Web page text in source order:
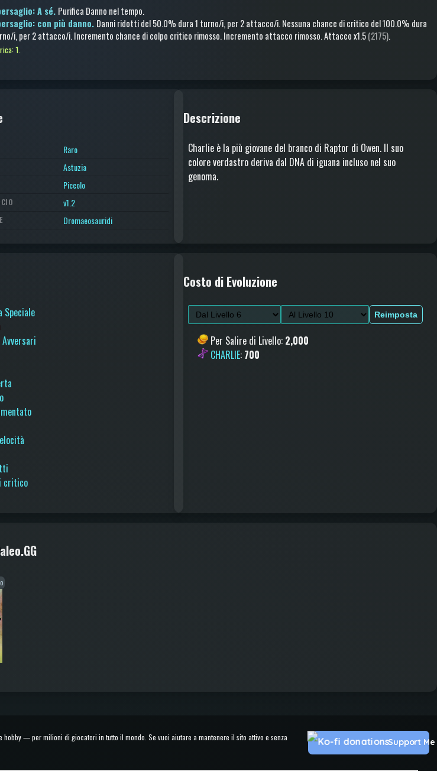
A sé. Purifica Danno nel tempo.
con più danno. Danni ridottidel 50.0% dura 1 turno/i, per 2 attacco/i.Nessuna chance di critico del 100.0% dura
i, per 2 attacco/i.Incremento chance di colpo critico rimosso.Incremento attacco rimosso.Attaccox1.5(2175).
1.
Raro
Astuzia
Piccolo
v1.2
Dromaeosauridi
Descrizione
Charlie è la più giovane del branco di Raptor di Owen. Il suo
colore verdastro deriva dal DNA di iguana incluso nel suo
genoma.
Speciale
critico
Costo di Evoluzione
Reimposta
Per Salire di Livello: 2,000
CHARLIE: 700
— per milioni di giocatori in tutto il mondo. Se vuoi aiutare a mantenere il sito attivo e senza
Support Me